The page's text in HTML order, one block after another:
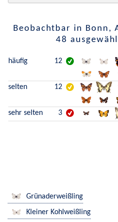
Beobachtbar in Bonn,
48
häufig 12
selten 12
sehr selten 3
Grünaderweißling
Kleiner Kohlweißling